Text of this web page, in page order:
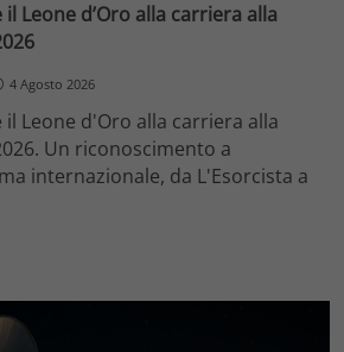
Leone d’Oro alla carriera alla
4 Agosto 2026
il Leone d'Oro alla carriera alla
Un riconoscimento a
internazionale, da L'Esorcista a